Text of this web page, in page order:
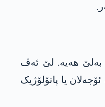
بەلێ ھەیە. لێ ئەڤ
یا پاتۆلۆژیک